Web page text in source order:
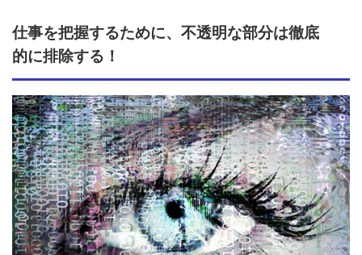
仕事を把握するために、不透明な部分は徹底
的に排除する！